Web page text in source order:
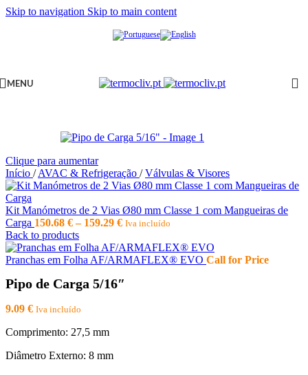
Skip to navigation Skip to main content
MENU
Clique para aumentar
Início / AVAC & Refrigeração / Válvulas & Visores
Kit Manómetros de 2 Vias Ø80 mm Classe 1 com Mangueiras de
Carga 150.68 € – 159.29 €Price
150.68 €
through
Iva incluído
Back to products
Pranchas em Folha AF/ARMAFLEX® EVO Call for Price
Pipo de Carga 5/16″
9.09 € Iva incluído
Comprimento: 27,5 mm
Diâmetro Externo: 8 mm